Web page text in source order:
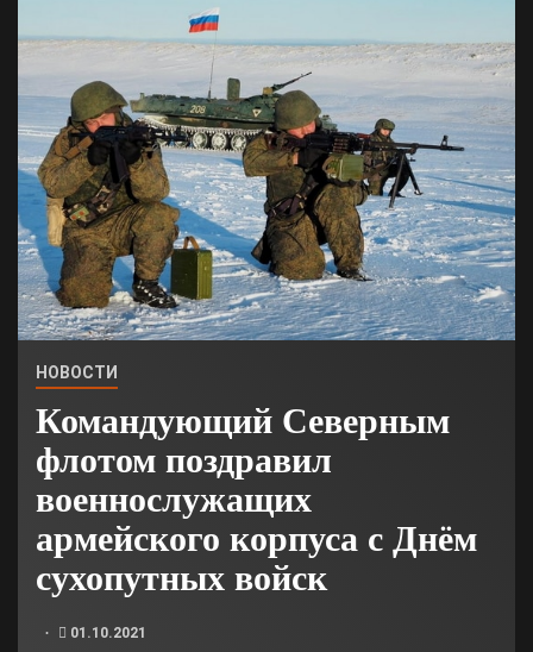
НОВОСТИ
Командующий Северным
флотом поздравил
военнослужащих
армейского корпуса с Днём
сухопутных войск
01.10.2021